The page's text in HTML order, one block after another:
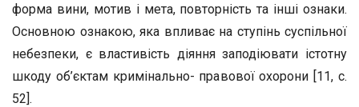
форма вини, мотив і мета, повторність та інші ознаки.
Основною ознакою, яка впливає на ступінь суспільної
небезпеки, є властивість діяння заподіювати істотну
шкоду об’єктам кримінально- правової охорони [11, с.
52].